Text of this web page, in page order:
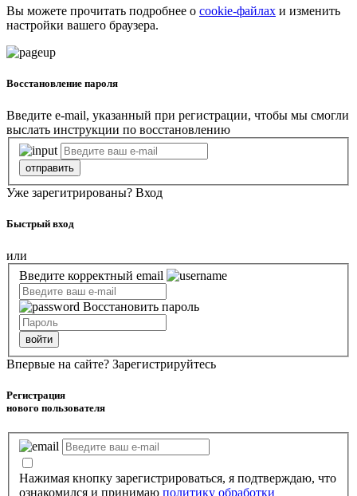
Вы можете прочитать подробнее о cookie-файлах и изменить
настройки вашего браузера.
Восстановление пароля
Введите e-mail, указанный при регистрации, чтобы мы смогли
выслать инструкции по восстановлению
отправить
Уже зарегитрированы? Вход
Быстрый вход
или
Введите корректный email
Восстановить пароль
войти
Впервые на сайте? Зарегистрируйтесь
Регистрация
нового пользователя
Нажимая кнопку зарегистрироваться, я подтверждаю, что
ознакомился и принимаю политику обработки